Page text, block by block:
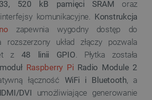
520 kB pamięci SRAM oraz
komunikacyjne. Konstrukcja
zapewnia wygodny dostęp do
rozszerzony układ złączy pozwala
z 48 linii GPIO. Płytka została
moduł Raspberry Pi Radio Module 2
łączność WiFi i Bluetooth, a
DVI umożliwiające generowanie